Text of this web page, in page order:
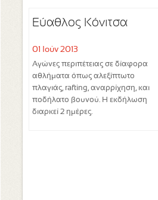
Εύαθλος Κόνιτσα
01 Ιούν 2013
Αγώνες περιπέτειας σε δίαφορα
αθλήματα όπως αλεξίπτωτο
πλαγιάς, rafting, αναρρίχηση, και
ποδήλατο βουνού. Η εκδήλωση
διαρκεί 2 ημέρες.